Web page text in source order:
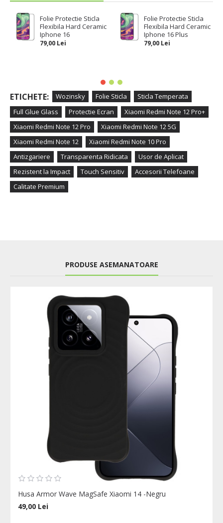
Folie Protectie Sticla
Flexibila Hard Ceramic
Iphone 16
79,00 Lei
Folie Protectie Sticla
Flexibila Hard Ceramic
Iphone 16 Plus
79,00 Lei
ETICHETE: Wozinsky Folie Sticla
Sticla Temperata
Full Glue Glass
Protectie Ecran
Xiaomi Redmi Note 12 Pro+
Xiaomi Redmi Note 12 Pro
Xiaomi Redmi Note 12 5G
Xiaomi Redmi Note 12
Xiaomi Redmi Note 10 Pro
Antizgariere
Transparenta Ridicata
Usor de Aplicat
Rezistent la Impact
Touch Sensitiv
Accesorii Telefoane
Calitate Premium
PRODUSE ASEMANATOARE
Husa Armor Wave MagSafe Xiaomi 14 -Negru
49,00 Lei